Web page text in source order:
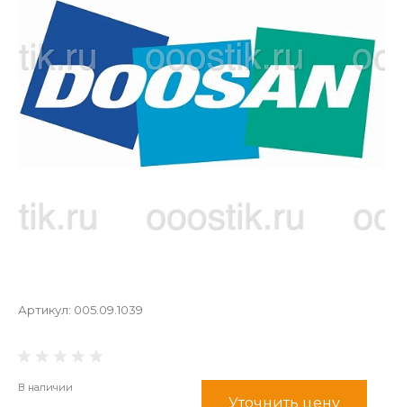
Артикул: 005.09.1039
В наличии
Уточнить цену